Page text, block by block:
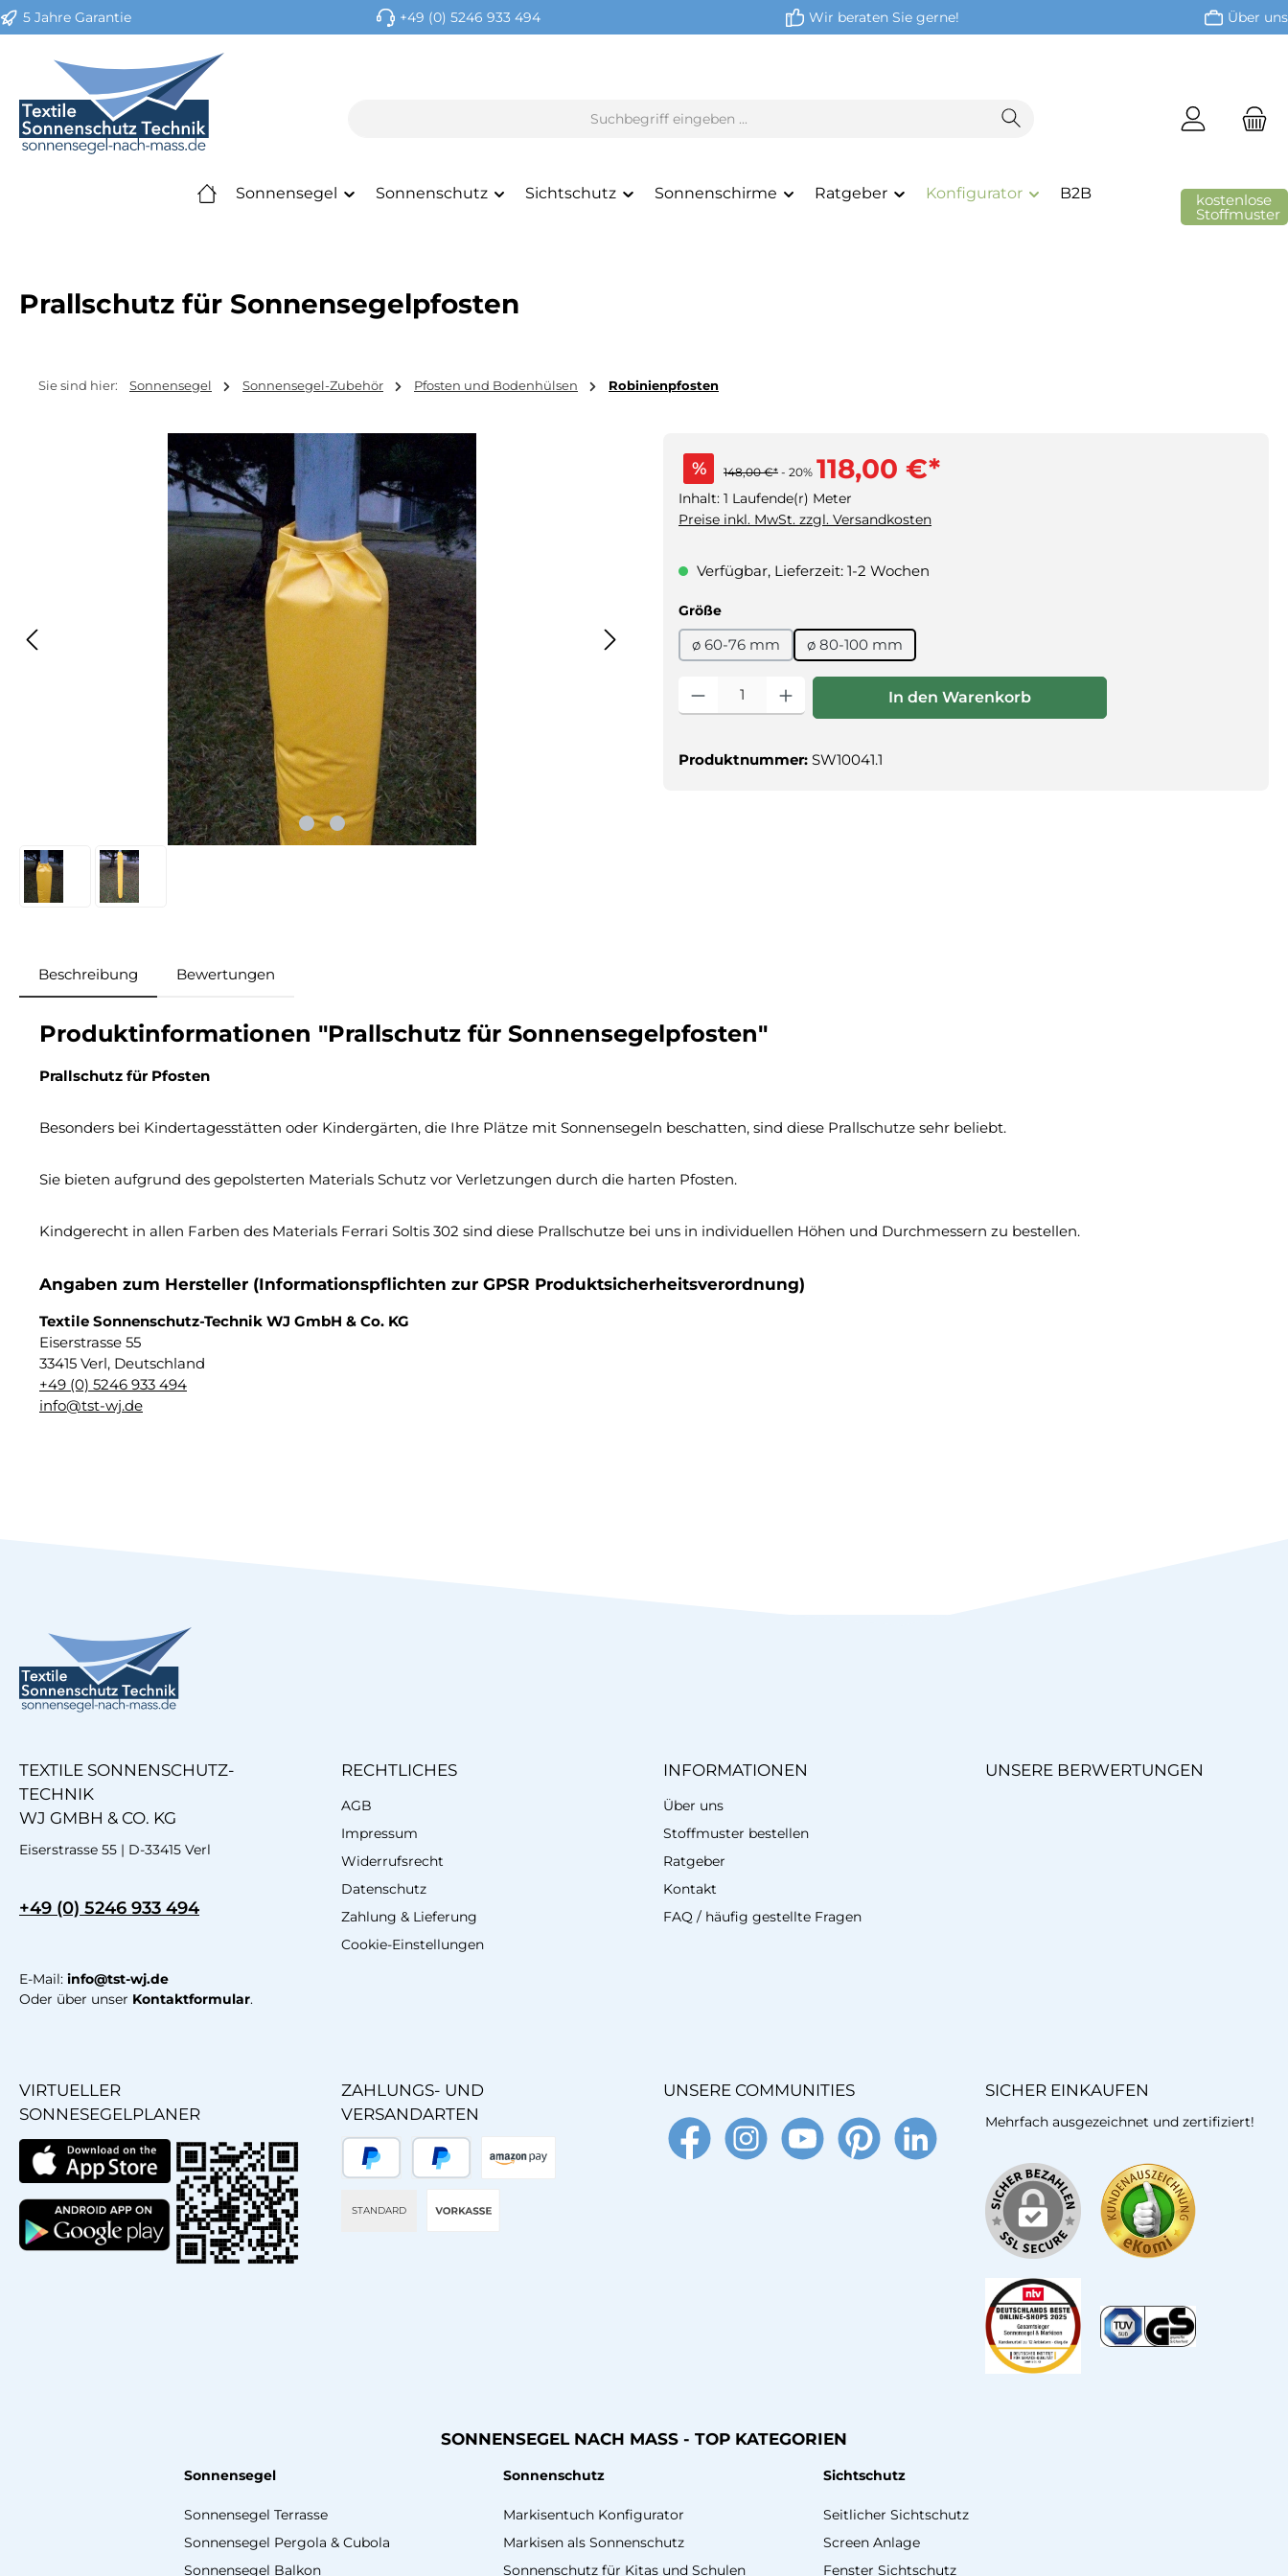
Hauptinhalt springen
Zur Suche springen
Zur Hauptnavigation springen
5 Jahre Garantie +49 (0) 5246 933 494 Wir beraten Sie gerne! Über uns
Sonnensegel Sonnenschutz Sichtschutz Sonnenschirme Ratgeber Konfigurator B2B kostenlose
Stoffmuster
Prallschutz für Sonnensegelpfosten
Sie sind hier: Sonnensegel Sonnensegel-Zubehör Pfosten und Bodenhülsen Robinienpfosten
% 148,00 €* - 20% 118,00 €*
Inhalt: 1 Laufende(r) Meter
Preise inkl. MwSt. zzgl. Versandkosten
Verfügbar, Lieferzeit: 1-2 Wochen
Größeauswählen
ø 60-76 mm ø 80-100 mm
Produkt Anzahl: Gib den gewünschten Wert ein oder benutze die Schaltflächen um die
In den Warenkorb
Produktnummer: SW10041.1
Beschreibung Bewertungen
Produktinformationen "Prallschutz für Sonnensegelpfosten"
Prallschutz für Pfosten
Besonders bei Kindertagesstätten oder Kindergärten, die Ihre Plätze mit Sonnensegeln beschatten, sind diese Prallschutze sehr beliebt.
Sie bieten aufgrund des gepolsterten Materials Schutz vor Verletzungen durch die harten Pfosten.
Kindgerecht in allen Farben des Materials Ferrari Soltis 302 sind diese Prallschutze bei uns in individuellen Höhen und Durchmessern zu bestellen.
Angaben zum Hersteller (Informationspflichten zur GPSR Produktsicherheitsverordnung)
Textile Sonnenschutz-Technik WJ GmbH & Co. KG
Eiserstrasse 55
33415 Verl, Deutschland
+49 (0) 5246 933 494
info@tst-wj.de
TEXTILE SONNENSCHUTZ-
TECHNIK
WJ GMBH & CO. KG
Eiserstrasse 55 | D-33415 Verl
+49 (0) 5246 933 494
E-Mail: info@tst-wj.de
Oder über unser Kontaktformular.
RECHTLICHES
AGB
Impressum
Widerrufsrecht
Datenschutz
Zahlung & Lieferung
Cookie-Einstellungen
INFORMATIONEN
Über uns
Stoffmuster bestellen
Ratgeber
Kontakt
FAQ / häufig gestellte Fragen
UNSERE BERWERTUNGEN
VIRTUELLER
SONNESEGELPLANER
ZAHLUNGS- UND
VERSANDARTEN
STANDARD
UNSERE COMMUNITIES
FacebookInstagramYouTube Pinterest LinkedIn
SICHER EINKAUFEN
Mehrfach ausgezeichnet und zertifiziert!
SONNENSEGEL NACH MASS - TOP KATEGORIEN
Sonnensegel
Sonnensegel Terrasse
Sonnensegel Pergola & Cubola
Sonnensegel Balkon
Sonnenschutz
Markisentuch Konfigurator
Markisen als Sonnenschutz
Sonnenschutz für Kitas und Schulen
Sichtschutz
Seitlicher Sichtschutz
Screen Anlage
Fenster Sichtschutz